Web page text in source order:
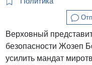
Верховный
безопасности Жозеп
усилить мандат